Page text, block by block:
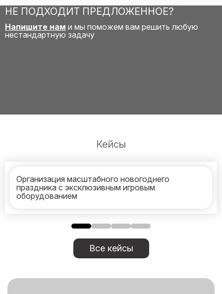
НЕ ПОДХОДИТ ПРЕДЛОЖЕННОЕ?
Напишите нам и мы поможем вам решить любую
нестандартную задачу
Кейсы
Организация масштабного новогоднего
праздника с эксклюзивным игровым
оборудованием
Все кейсы